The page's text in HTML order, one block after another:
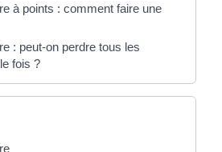
à points : comment faire une
: peut-on perdre tous les
fois ?